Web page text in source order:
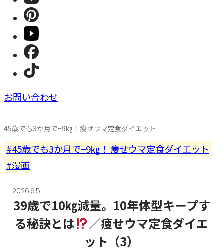
お問い合わせ
45歳でも3か月で−9㎏！痩せウマ定食ダイエット
45歳でも3か月で−9㎏！ 痩せウマ定食ダイエット
漫画
2026.6.5
39歳で10㎏減量。10年体型キープす
る秘訣とは
／痩せウマ定食ダイエ
ット（3）